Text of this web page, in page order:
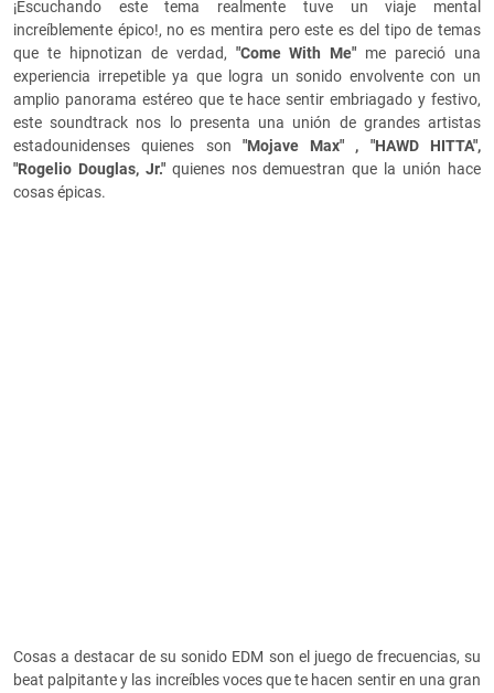
¡Escuchando este tema realmente tuve un viaje mental
increíblemente épico!, no es mentira pero este es del tipo de temas
que te hipnotizan de verdad, "Come With Me" me pareció una
experiencia irrepetible ya que logra un sonido envolvente con un
amplio panorama estéreo que te hace sentir embriagado y festivo,
este soundtrack nos lo presenta una unión de grandes artistas
estadounidenses quienes son "Mojave Max" , "HAWD HITTA",
"Rogelio Douglas, Jr." quienes nos demuestran que la unión hace
cosas épicas.
Cosas a destacar de su sonido EDM son el juego de frecuencias, su
beat palpitante y las increíbles voces que te hacen sentir en una gran